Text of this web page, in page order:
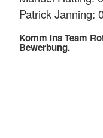
Patrick Janning:
Komm ins Team
Bewerbung.